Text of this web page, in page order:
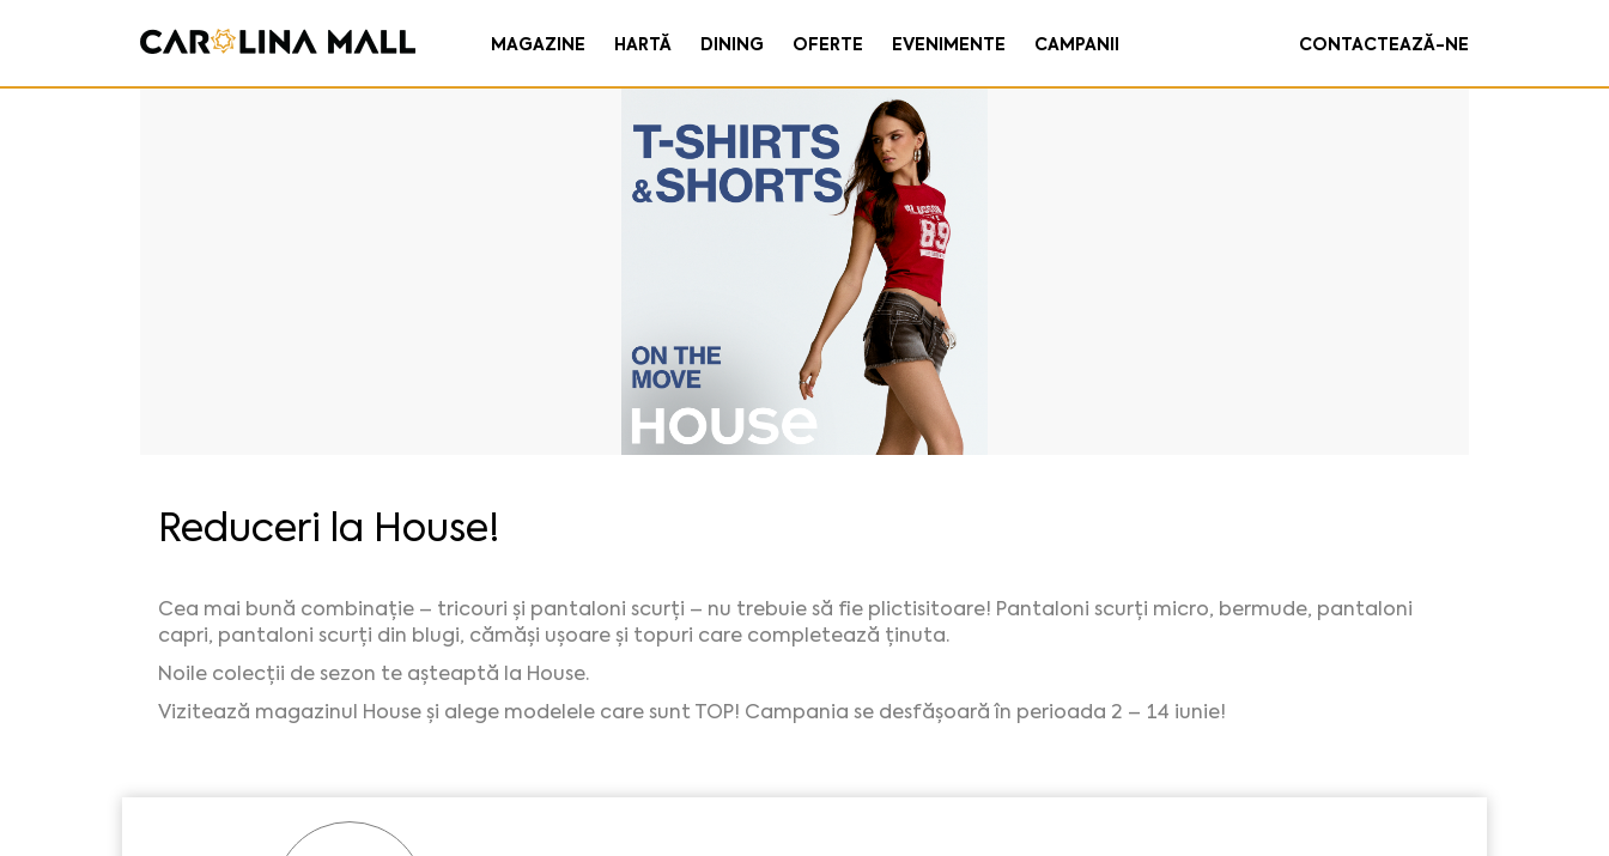
MAGAZINE HARTĂ DINING OFERTE EVENIMENTE CAMPANII CONTACTEAZĂ-NE
Reduceri la House!
Cea mai bună combinație – tricouri și pantaloni scurți – nu trebuie să fie plictisitoare! Pantaloni scurți micro, bermude, pantaloni
capri, pantaloni scurți din blugi, cămăși ușoare și topuri care completează ținuta.
Noile colecții de sezon te așteaptă la House.
Vizitează magazinul House și alege modelele care sunt TOP! Campania se desfășoară în perioada 2 – 14 iunie!